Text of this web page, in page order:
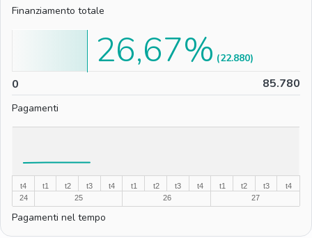
Finanziamento totale
0 85.780
26,67% (22.880)
Pagamenti
t4
24
t1
25
t2 t3 t4
t1
26
t2 t3 t4
t1
27
t2 t3 t4
Pagamenti nel tempo